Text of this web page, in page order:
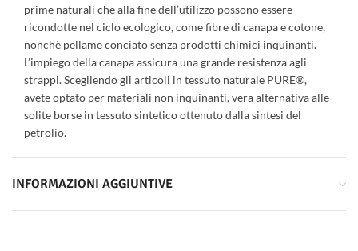
prime naturali che alla fine dell’utilizzo possono essere
ricondotte nel ciclo ecologico, come fibre di canapa e cotone,
nonchè pellame conciato senza prodotti chimici inquinanti.
L’impiego della canapa assicura una grande resistenza agli
strappi. Scegliendo gli articoli in tessuto naturale PURE®,
avete optato per materiali non inquinanti, vera alternativa alle
solite borse in tessuto sintetico ottenuto dalla sintesi del
petrolio.
INFORMAZIONI AGGIUNTIVE